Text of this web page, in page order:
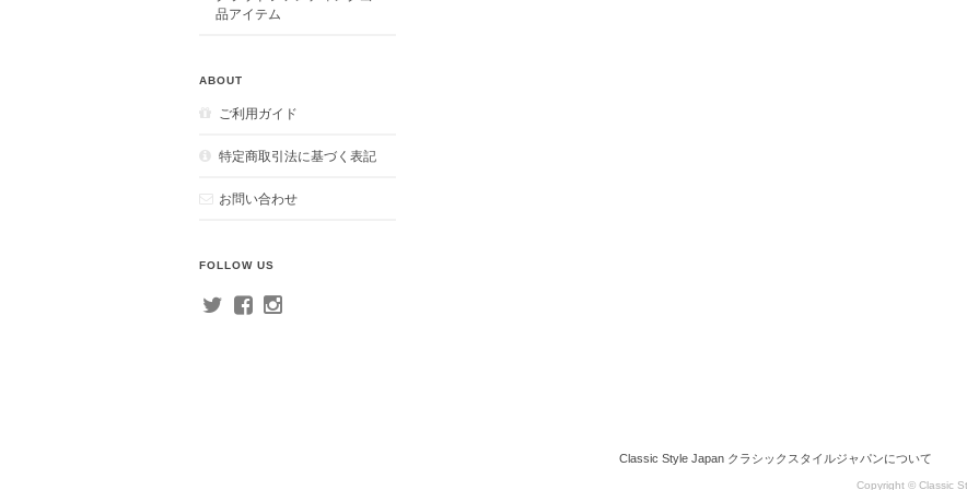
品アイテム
ABOUT
ご利用ガイド
特定商取引法に基づく表記
お問い合わせ
FOLLOW US
Classic Style Japan クラシックスタイルジャパンについて
Copyright © Classic